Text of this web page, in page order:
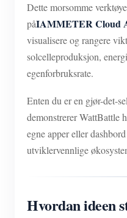
Dette morsomme
påIAMMETER Cloud
visualisere og rangere
solcelleproduksjon,
egenforbruksrate.
Enten du er en gjør-det-
demonstrerer WattBattle
egne apper eller
utviklervennlige
Hvordan ideen